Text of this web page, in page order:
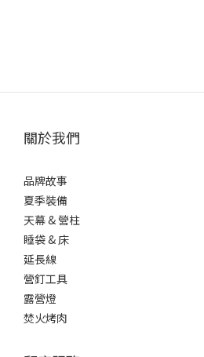
關於我們
品牌故事
夏季裝備
天幕 & 營柱
睡袋 & 床
延長線
營釘工具
露營燈
焚火烤肉